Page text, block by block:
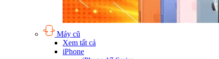
Máy cũ
Xem tất cả
iPhone